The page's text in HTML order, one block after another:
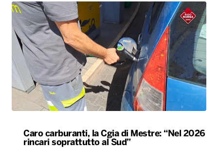
Caro carburanti, la Cgia di Mestre: “Nel 2026
rincari soprattutto al Sud”